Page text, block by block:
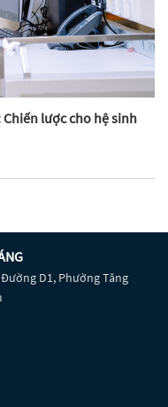
Chiến lược cho hệ sinh
D1, Phường Tăng